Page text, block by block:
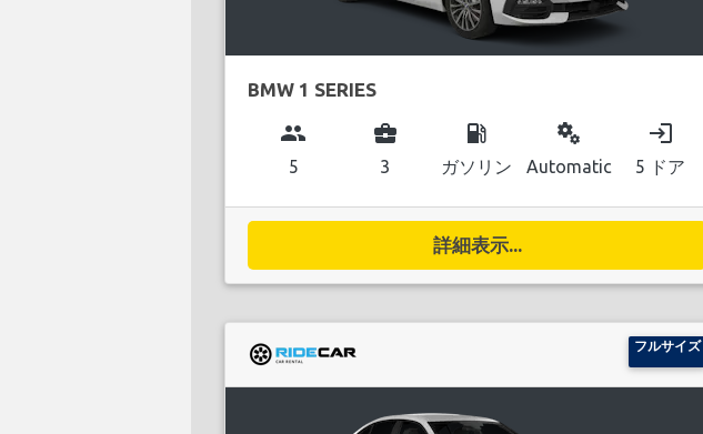
BMW 1 SERIES
group
5
business_center
3
local_gas_station
ガソリン
miscellaneous_services
Automatic
login
5 ドア
詳細表示...
フルサイズ